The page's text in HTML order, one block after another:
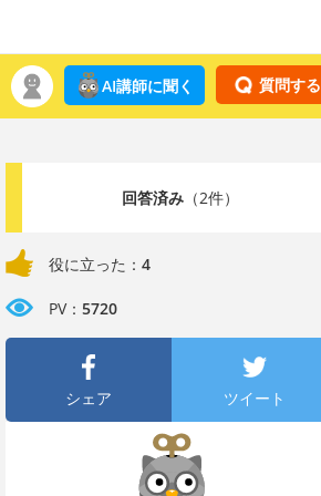
質問する
AI講師に聞く
回答済み（2件）
役に立った： 4
PV： 5720
シェア ツイート